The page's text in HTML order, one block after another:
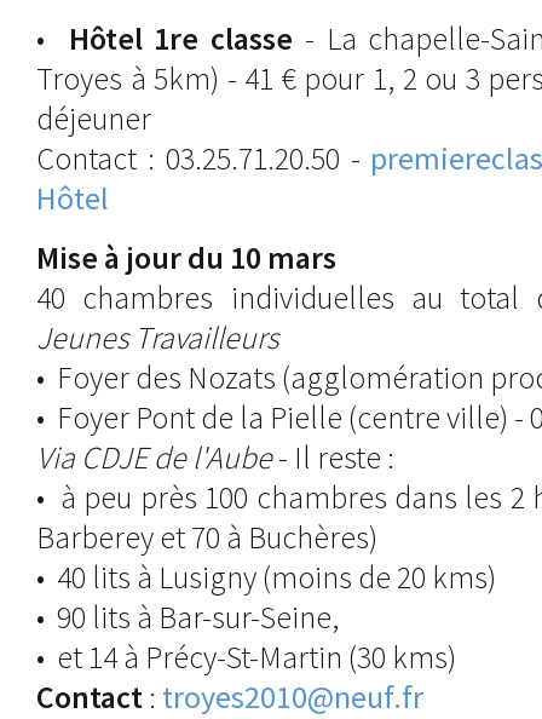
• Hôtel 1re classe - La chapelle-
Troyes à 5km) - 41 € pour 1, 2 ou 3
déjeuner
Contact : 03.25.71.20.50 -
Hôtel
Mise à jour du 10 mars
40 chambres individuelles au
Jeunes Travailleurs
• Foyer des Nozats (agglomération
• Foyer Pont de la Pielle (centre ville) -
Via CDJE de l'Aube- Il reste :
• à peu près 100 chambres dans les 2
Barberey et 70 à Buchères)
• 40 lits à Lusigny (moins de 20 kms)
• 90 lits à Bar-sur-Seine,
• et 14 à Précy-St-Martin (30 kms)
Contact : troyes2010@neuf.fr